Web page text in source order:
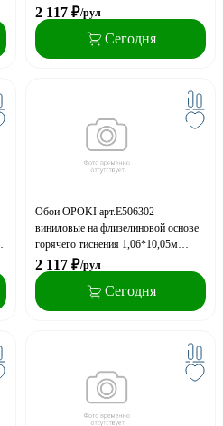
Идеал 2 фактура элоди бежевый фон
2 117 ₽/рул
Сегодня
Обои OPOKI арт.Е506302
виниловые на флизелиновой основе
горячего тиснения 1,06*10,05м
Идеал 2 фактура элоди серый фон
2 117 ₽/рул
Сегодня